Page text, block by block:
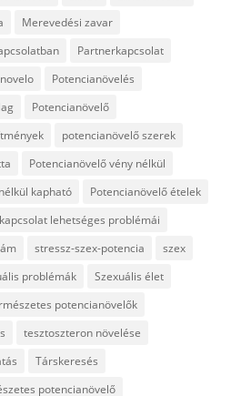
Merevedési zavar
Partnerkapcsolat
Potencianövelés
Potencianövelő
potencianövelő szerek
Potencianövelő vény nélkül
kapható
Potencianövelő ételek
lehetséges problémái
stressz-szex-potencia
szex
problémák
Szexuális élet
potencianövelők
tesztoszteron növelése
Társkeresés
potencianövelő